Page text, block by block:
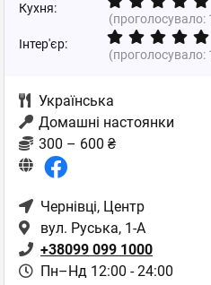
Кухня:
(проголосувало:
Інтер'єр:
(проголосувало:
Українська
Домашні настоянки
300 – 600 ₴
Чернівці, Центр
вул. Руська, 1-А
+38099 099 1000
Пн–Нд 12:00 - 24:00